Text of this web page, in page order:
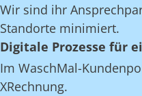
Wir sind ihr
Standorte minimiert.
Digitale Prozesse für
Im WaschMal-
XRechnung.